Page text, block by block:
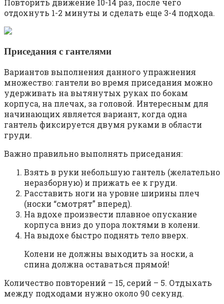
Повторить движение 10-14 раз, после чего
отдохнуть 1-2 минуты и сделать еще 3-4 подхода.
Приседания с гантелями
Вариантов выполнения данного упражнения
множество: гантели во время приседания можно
удерживать на вытянутых руках по бокам
корпуса, на плечах, за головой. Интересным для
начинающих является вариант, когда одна
гантель фиксируется двумя руками в области
груди.
Важно правильно выполнять приседания:
Взять в руки небольшую гантель (желательно
неразборную) и прижать ее к груди.
Расставить ноги на уровне ширины плеч
(носки “смотрят” вперед).
На вдохе произвести плавное опускание
корпуса вниз до упора локтями в колени.
На выдохе быстро поднять тело вверх.
Колени не должны выходить за носки, а
спина должна оставаться прямой!
Количество повторений – 15, серий – 5. Отдыхать
между подходами нужно около 90 секунд.